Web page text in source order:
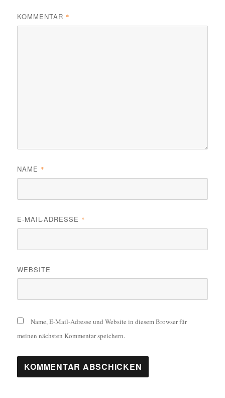
KOMMENTAR *
NAME *
E-MAIL-ADRESSE *
WEBSITE
Name, E-Mail-Adresse und Website in diesem Browser für
meinen nächsten Kommentar speichern.